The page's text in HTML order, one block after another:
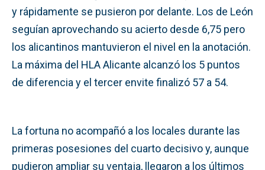
y rápidamente se pusieron por delante. Los de León
seguían aprovechando su acierto desde 6,75 pero
los alicantinos mantuvieron el nivel en la anotación.
La máxima del HLA Alicante alcanzó los 5 puntos
de diferencia y el tercer envite finalizó 57 a 54.
La fortuna no acompañó a los locales durante las
primeras posesiones del cuarto decisivo y, aunque
pudieron ampliar su ventaja, llegaron a los últimos